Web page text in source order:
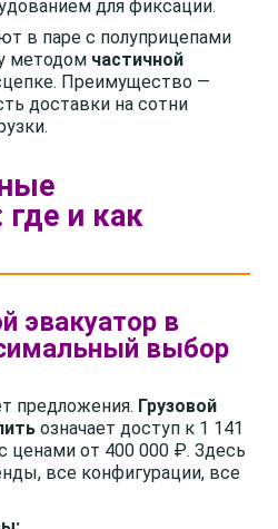
для фиксации.
в паре с полуприцепами
методом частичной
Преимущество —
доставки на сотни
где и как
эвакуатор в
выбор
предложения. Грузовой
означает доступ к 1 141
ценами от 400 000 ₽. Здесь
все конфигурации, все